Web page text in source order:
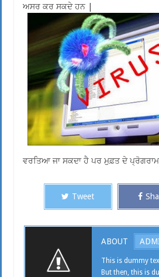
ਅਸਰ ਕਰ ਸਕਦੇ ਹਨ |
ਵਰਤਿਆ ਜਾ ਸਕਦਾ ਹੈ ਪਰ ਮੁਫ਼ਤ ਦੇ
Tweet
ABOUT
This is dummy
But then, this is